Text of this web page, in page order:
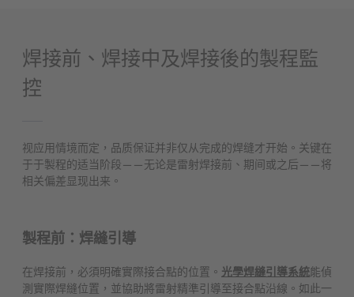
焊接前、焊接中及焊接後的製程監
控
视应用情境而定，品质保证并非仅从完成的焊缝才开始。关键在
于于製程的适当阶段——无论是雷射焊接前、期间或之后——将
相关偏差显现出来。
製程前：焊縫引導
在焊接前，必須明確實際接合點的位置。 光學焊縫引導系統能偵
測實際焊縫位置，並協助將雷射精準引導至接合點沿線。如此一